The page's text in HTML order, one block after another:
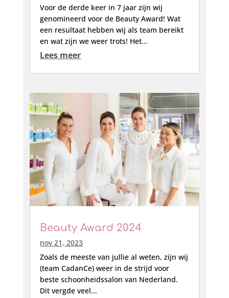
Voor de derde keer in 7 jaar zijn wij
genomineerd voor de Beauty Award! Wat
een resultaat hebben wij als team bereikt
en wat zijn we weer trots! Het...
Lees meer
Beauty Award 2024
nov 21, 2023
Zoals de meeste van jullie al weten, zijn wij
(team CadanCe) weer in de strijd voor
beste schoonheidssalon van Nederland.
Dit vergde veel...